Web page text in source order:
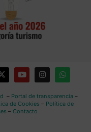
– Portal de transparencia–
de Cookies – Política de
– Contacto